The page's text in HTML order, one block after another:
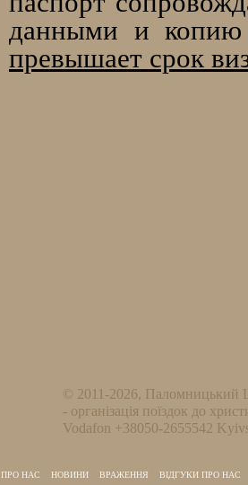
данными и
превышает срок
© 2011-2026, Паломницький
- організація поїздок до
Vodafon +38050-2655542
ПРО НАС НОВИНИ ВРАЖЕННЯ ВІДГУКИ ПРО НАС